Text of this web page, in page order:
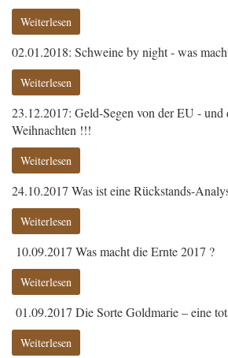
Weiterlesen
02.01.2018: Schweine by night - was
Weiterlesen
23.12.2017: Geld-Segen von der EU - und
Weihnachten !!!
Weiterlesen
24.10.2017 Was ist eine Rückstands-
Weiterlesen
10.09.2017 Was macht die Ernte 2017 ?
Weiterlesen
01.09.2017 Die Sorte Goldmarie – eine
Weiterlesen